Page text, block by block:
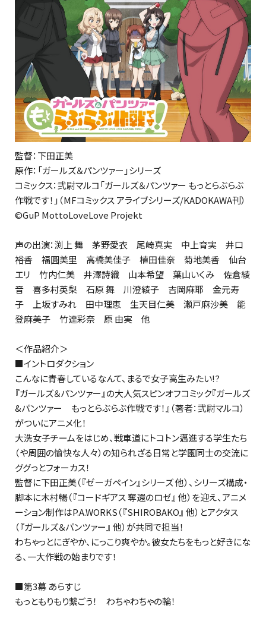
監督：下田正美
原作：「ガールズ＆パンツァー」シリーズ
コミックス：弐尉マルコ「ガールズ＆パンツァー もっとらぶらぶ
作戦です！」（MFコミックス アライブシリーズ/KADOKAWA刊）
©GuP MottoLoveLove Projekt
声の出演：渕上 舞 茅野愛衣 尾崎真実 中上育実 井口
裕香 福圓美里 高橋美佳子 植田佳奈 菊地美香 仙台
エリ 竹内仁美 井澤詩織 山本希望 葉山いくみ 佐倉綾
音 喜多村英梨 石原 舞 川澄綾子 吉岡麻耶 金元寿
子 上坂すみれ 田中理恵 生天目仁美 瀬戸麻沙美 能
登麻美子 竹達彩奈 原 由実 他
＜作品紹介＞
■イントロダクション
こんなに青春しているなんて、まるで女子高生みたい――!?
『ガールズ＆パンツァー』の大人気スピンオフコミック『ガールズ
&パンツァー もっとらぶらぶ作戦です！』（著者：弐尉マルコ）
がついにアニメ化！
大洗女子チームをはじめ、戦車道にトコトン邁進する学生たち
（や周囲の愉快な人々）の知られざる日常と学園同士の交流に
ググっとフォーカス！
監督に下田正美（『ゼーガペイン』シリーズ 他）、シリーズ構成・
脚本に木村暢（『コードギアス 奪還のロゼ』 他）を迎え、アニメ
ーション制作はP.A.WORKS（『SHIROBAKO』 他）とアクタス
（『ガールズ＆パンツァー』 他）が共同で担当！
わちゃっとにぎやか、にっこり爽やか。彼女たちをもっと好きにな
る、一大作戦の始まりです！
■第3幕 あらすじ
もっともりもり繋ごう！ わちゃわちゃの輪！